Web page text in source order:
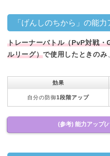
「げんしのちから」の能
トレーナーバトル（PvP対戦
ルリーグ）で使用したときのみ
効果
自分の防御1段階アップ
(参考) 能力アップ(